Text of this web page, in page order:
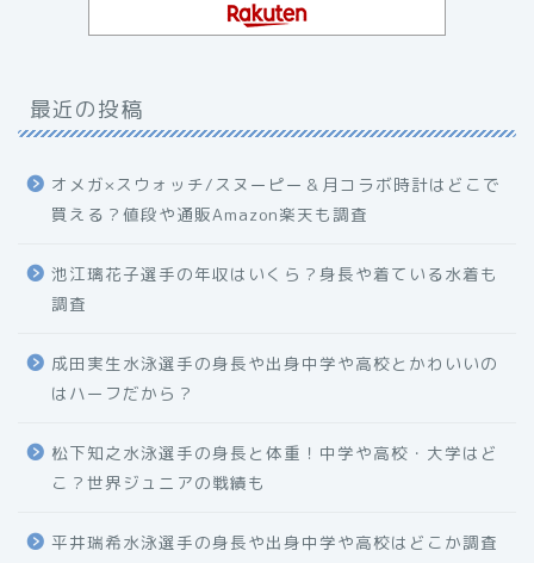
最近の投稿
オメガ×スウォッチ/スヌーピー＆月コラボ時計はどこで
買える？値段や通販Amazon楽天も調査
池江璃花子選手の年収はいくら？身長や着ている水着も
調査
成田実生水泳選手の身長や出身中学や高校とかわいいの
はハーフだから？
松下知之水泳選手の身長と体重！中学や高校・大学はど
こ？世界ジュニアの戦績も
平井瑞希水泳選手の身長や出身中学や高校はどこか調査